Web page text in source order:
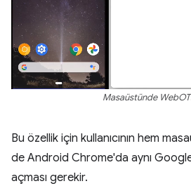
Masaüstünde
Bu özellik için kullanıcının hem
de Android Chrome'da aynı
açması gerekir.